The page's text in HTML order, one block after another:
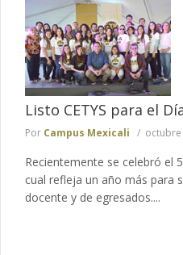
Listo CETYS para el
Por Campus Mexicali octubre
Recientemente se celebró el
cual refleja un año más para
docente y de egresados....